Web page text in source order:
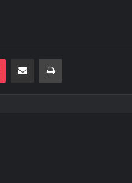
Pocket E-Posta ile paylaş Yazdır